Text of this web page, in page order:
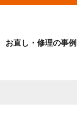
お直し・修理の事例